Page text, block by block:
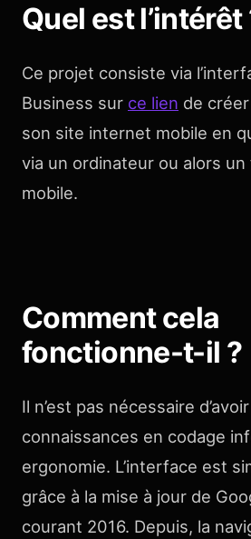
Quel est l’intérêt
Ce projet consiste via
Business sur ce lien de
son site internet mobile en
via un ordinateur ou alors
mobile.
Comment cela
fonctionne-t-il ?
Il n’est pas nécessaire
connaissances en codage
ergonomie. L’interface est
grâce à la mise à jour de
courant 2016. Depuis, la